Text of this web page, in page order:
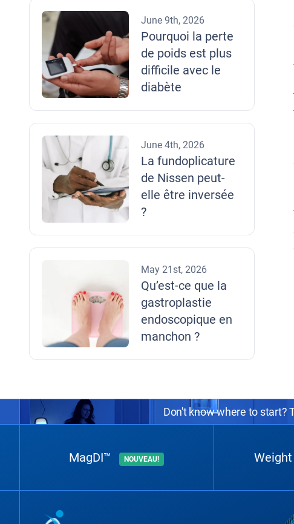
June 9th, 2026
Pourquoi la perte
de poids est plus
difficile avec le
diabète
June 4th, 2026
La fundoplicature
de Nissen peut-
elle être inversée
?
May 21st, 2026
Qu’est-ce que la
gastroplastie
endoscopique en
manchon ?
Don't know where to start?
MagDI™ NOUVEAU!